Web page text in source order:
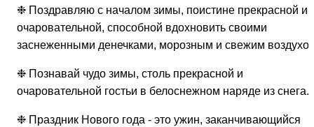
❉ Поздравляю с началом зимы, поистине прекрасной и
очаровательной, способной вдохновить своими
заснеженными денечками, морозным и свежим
❉ Познавай чудо зимы, столь прекрасной и
очаровательной гостьи в белоснежном наряде из снега.
❉ Праздник Нового года - это ужин, заканчивающийся